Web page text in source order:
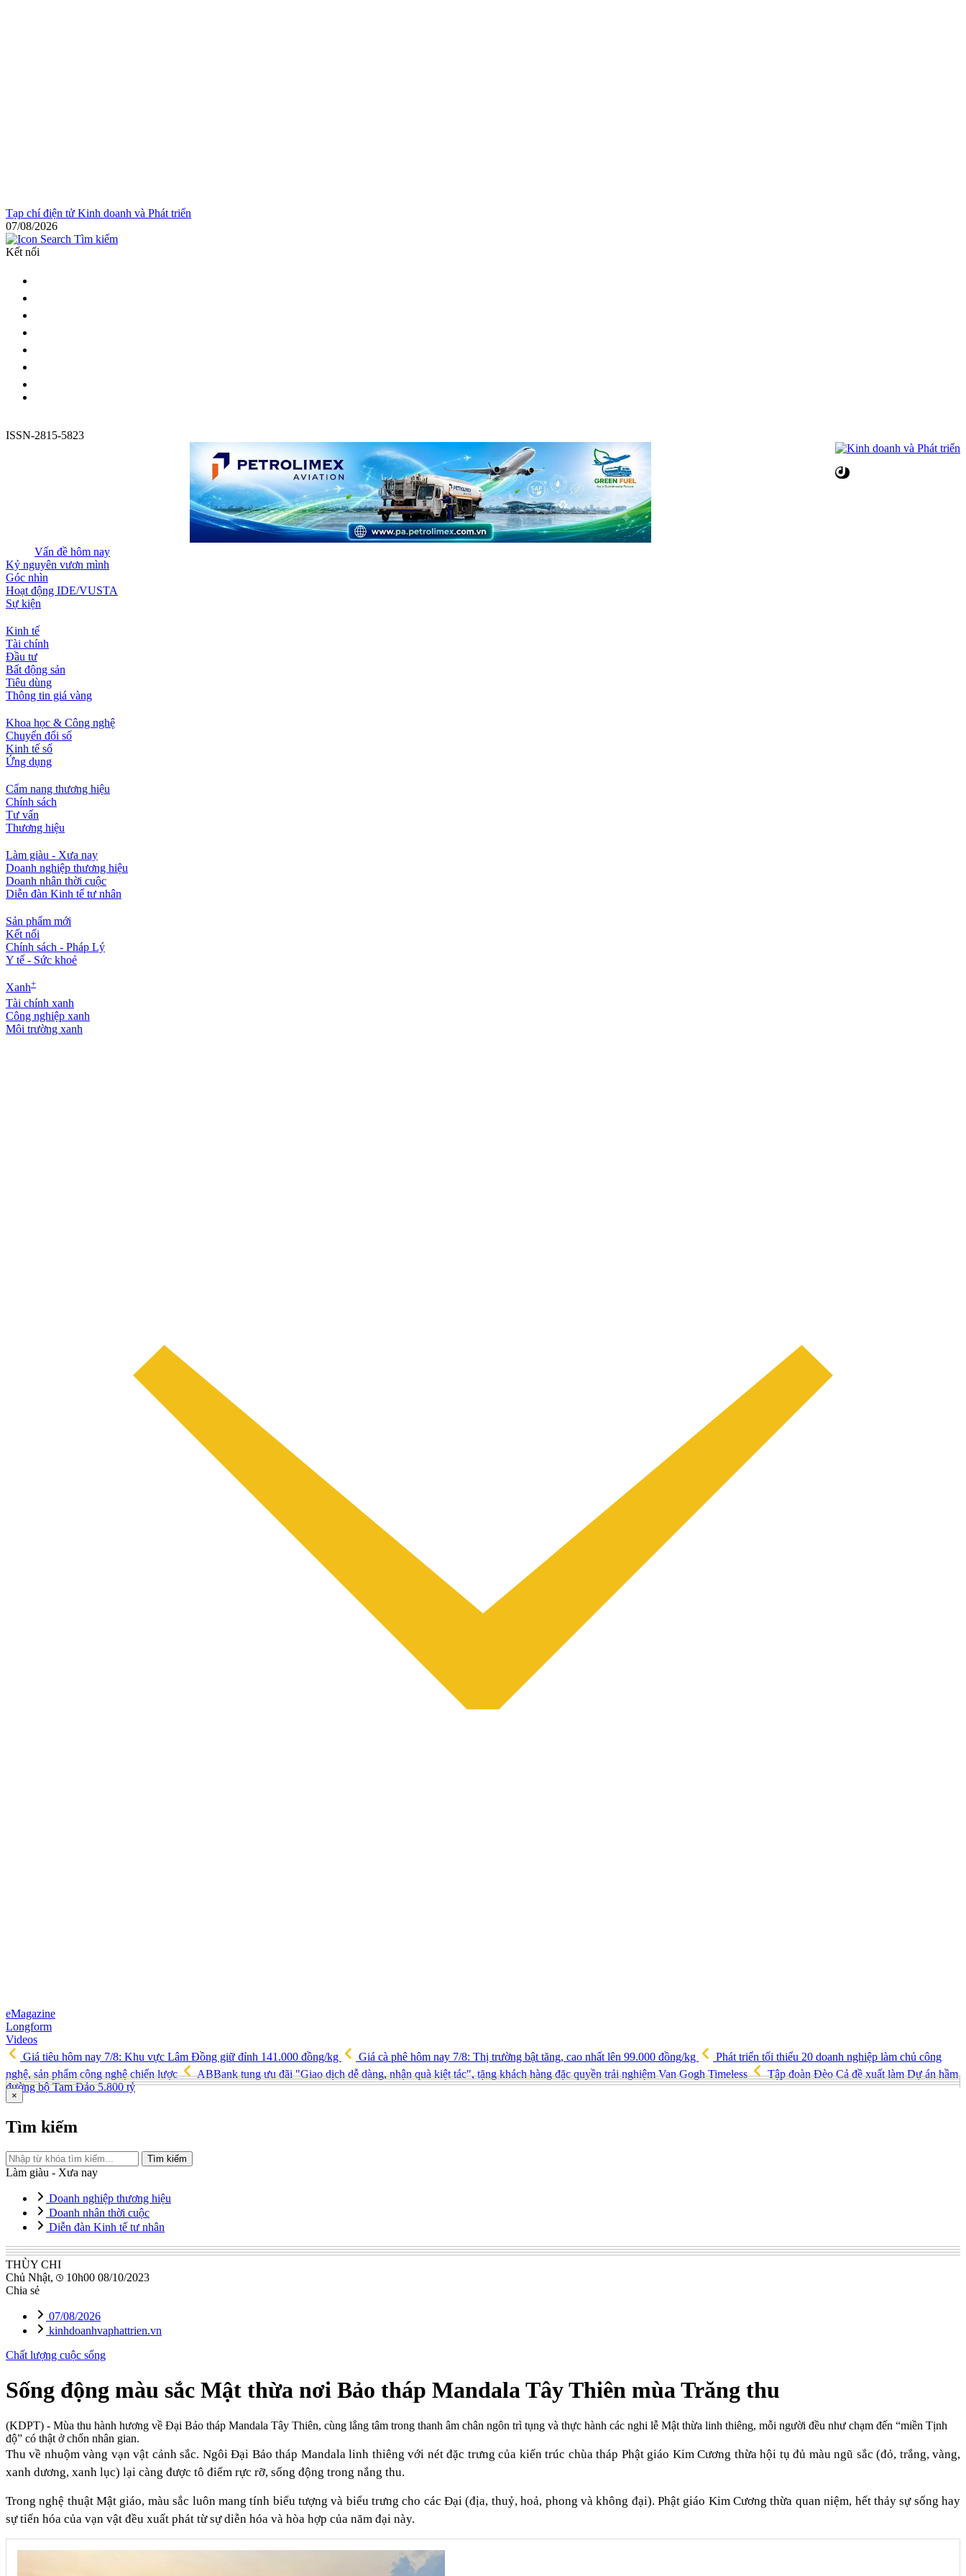
Tạp chí điện tử Kinh doanh và Phát triển
07/08/2026
Tìm kiếm
Kết nối
ISSN-2815-5823
Vấn đề hôm nay
Kỷ nguyên vươn mình
Góc nhìn
Hoạt động IDE/VUSTA
Sự kiện
Kinh tế
Tài chính
Đầu tư
Bất động sản
Tiêu dùng
Thông tin giá vàng
Khoa học & Công nghệ
Chuyển đổi số
Kinh tế số
Ứng dụng
Cẩm nang thương hiệu
Chính sách
Tư vấn
Thương hiệu
Làm giàu - Xưa nay
Doanh nghiệp thương hiệu
Doanh nhân thời cuộc
Diễn đàn Kinh tế tư nhân
Sản phẩm mới
Kết nối
Chính sách - Pháp Lý
Y tế - Sức khoẻ
Xanh+
Tài chính xanh
Công nghiệp xanh
Môi trường xanh
eMagazine
Longform
Videos
Giá tiêu hôm nay 7/8: Khu vực Lâm Đồng giữ đỉnh 141.000 đồng/kg
Giá cà phê hôm nay 7/8: Thị trường bật tăng, cao nhất lên 99.000 đồng/kg
Phát triển tối thiểu 20 doanh nghiệp làm chủ công
nghệ, sản phẩm công nghệ chiến lược
ABBank tung ưu đãi "Giao dịch dễ dàng, nhận quà kiệt tác", tặng khách hàng đặc quyền trải nghiệm Van Gogh Timeless
Tập đoàn Đèo Cả đề xuất làm Dự án hầm
đường bộ Tam Đảo 5.800 tỷ
×
Tìm kiếm
Tìm kiếm
Làm giàu - Xưa nay
Doanh nghiệp thương hiệu
Doanh nhân thời cuộc
Diễn đàn Kinh tế tư nhân
THÙY CHI
Chủ Nhật,
10h00 08/10/2023
Chia sẻ
07/08/2026
kinhdoanhvaphattrien.vn
Chất lượng cuộc sống
Sống động màu sắc Mật thừa nơi Bảo tháp Mandala Tây Thiên mùa Trăng thu
(KDPT) - Mùa thu hành hương về Đại Bảo tháp Mandala Tây Thiên, cùng lắng tâm trong thanh âm chân ngôn trì tụng và thực hành các nghi lễ Mật thừa linh thiêng, mỗi người đều như chạm đến “miền Tịnh
độ” có thật ở chốn nhân gian.
Thu về nhuộm vàng vạn vật cảnh sắc. Ngôi Đại Bảo tháp Mandala linh thiêng với nét đặc trưng của kiến trúc chùa tháp Phật giáo Kim Cương thừa hội tụ đủ màu ngũ sắc (đỏ, trắng, vàng,
xanh dương, xanh lục) lại càng được tô điểm rực rỡ, sống động trong nắng thu.
Trong nghệ thuật Mật giáo, màu sắc luôn mang tính biểu tượng và biểu trưng cho các Đại (địa, thuỷ, hoả, phong và không đại). Phật giáo Kim Cương thừa quan niệm, hết thảy sự sống hay
sự tiến hóa của vạn vật đều xuất phát từ sự diễn hóa và hòa hợp của năm đại này.